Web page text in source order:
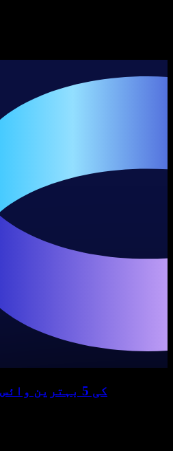
2026 کی 5 بہترین وائس ایجنٹ کمپنیاں